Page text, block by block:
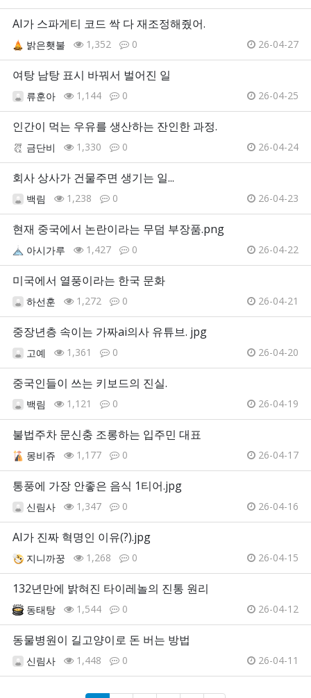
AI가 스파게티 코드 싹 다 재조정해줬어.
밝은횃불 1,352 0 26-04-27
여탕 남탕 표시 바꿔서 벌어진 일
류훈아 1,144 0 26-04-25
인간이 먹는 우유를 생산하는 잔인한 과정.
금단비 1,330 0 26-04-24
회사 상사가 건물주면 생기는 일...
백림 1,238 0 26-04-23
현재 중국에서 논란이라는 무덤 부장품.png
아시가루 1,427 0 26-04-22
미국에서 열풍이라는 한국 문화
하선훈 1,272 0 26-04-21
중장년층 속이는 가짜ai의사 유튜브. jpg
고예 1,361 0 26-04-20
중국인들이 쓰는 키보드의 진실.
백림 1,121 0 26-04-19
불법주차 문신충 조롱하는 입주민 대표
몽비쥬 1,177 0 26-04-17
통풍에 가장 안좋은 음식 1티어.jpg
신림사 1,347 0 26-04-16
AI가 진짜 혁명인 이유(?).jpg
지니까꿍 1,268 0 26-04-15
132년만에 밝혀진 타이레놀의 진통 원리
동태탕 1,544 0 26-04-12
동물병원이 길고양이로 돈 버는 방법
신림사 1,448 0 26-04-11